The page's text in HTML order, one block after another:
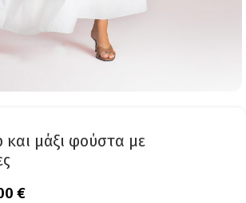
και μάξι φούστα με
€